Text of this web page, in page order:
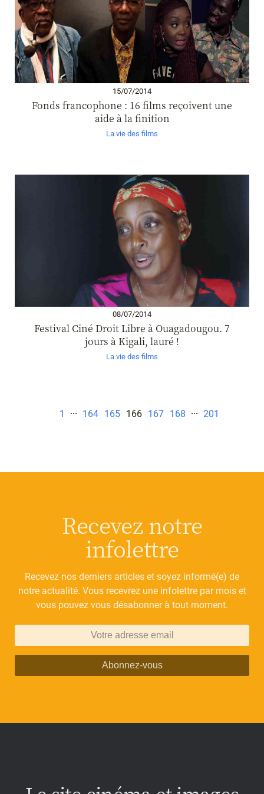
15/07/2014
Fonds francophone : 16 films reçoivent une
aide à la finition
La vie des films
08/07/2014
Festival Ciné Droit Libre à Ouagadougou. 7
jours à Kigali, lauré !
La vie des films
1 164 165 166 167 168 201
Recevez notre
infolettre
Recevez nos derniers articles et soyez informé(e) de
notre actualité. Vous recevrez une infolettre par mois et
vous pouvez vous désabonner à tout moment.
Abonnez-vous